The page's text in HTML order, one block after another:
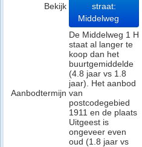
Bekijk
straat:
Middelweg
Aanbodtermijn
De Middelweg 1 H
staat al langer te
koop dan het
buurtgemiddelde
(4.8 jaar vs 1.8
jaar). Het aanbod
van
postcodegebied
1911 en de plaats
Uitgeest is
ongeveer even
oud (1.8 jaar vs